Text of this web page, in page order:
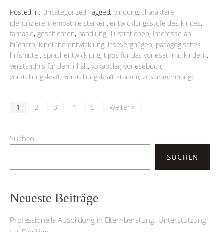
Posted in: Uncategorized Tagged: bindung, charaktere
identifizieren, empathie stärken, entwicklungsstufe des kindes,
fantasie, geschichten, handlung, illustrationen, interesse an
büchern, kindliche entwicklung, lesevergnügen, pädagogisches
hilfsmittel, sprachentwicklung, tipps für das vorlesen mit kindern,
verständnis für den inhalt, vokabular, vorlesebuch,
vorstellungskraft, vorstellungskraft stärken, zusammenhänge
1 2 3 4 5 Weiter »
Suchen
SUCHEN
Neueste Beiträge
Professionelle Ausbildung in Elternberatung: Unterstützung